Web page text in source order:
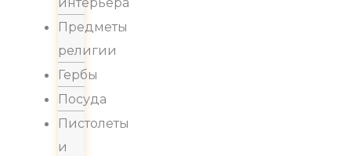
интерьера
Предметы
религии
Гербы
Посуда
Пистолеты
и